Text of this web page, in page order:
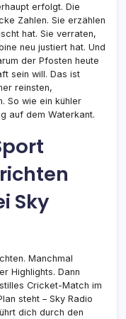
erfolgt. Die
Zahlen. Sie erzählen
hat. Sie verraten,
neu justiert hat. Und
der Pfosten heute
sein will. Das ist
reinsten,
So wie ein kühler
auf dem Waterkant.
Sky
Manchmal
Highlights. Dann
Cricket-Match im
steht – Sky Radio
dich durch den